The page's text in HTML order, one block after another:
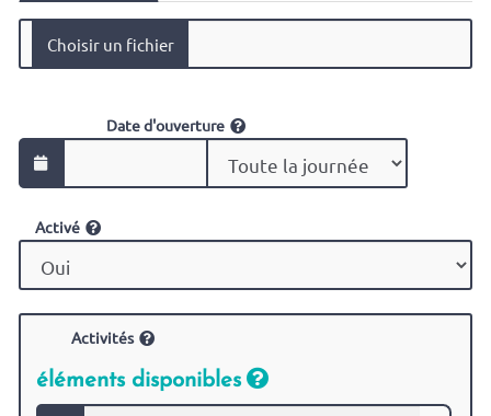
Date d'ouverture
Activé
Activités
éléments disponibles